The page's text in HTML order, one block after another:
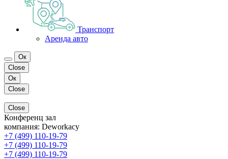
Транспорт
Аренда авто
Ок
Close
Ок
Close
Close
Конференц зал
компания: Deworkacy
+7 (499) 110-19-79
+7 (499) 110-19-79
+7 (499) 110-19-79